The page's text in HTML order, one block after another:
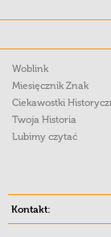
Woblink
Miesięcznik Znak
Ciekawostki
Twoja Historia
Lubimy czytać
Kontakt: